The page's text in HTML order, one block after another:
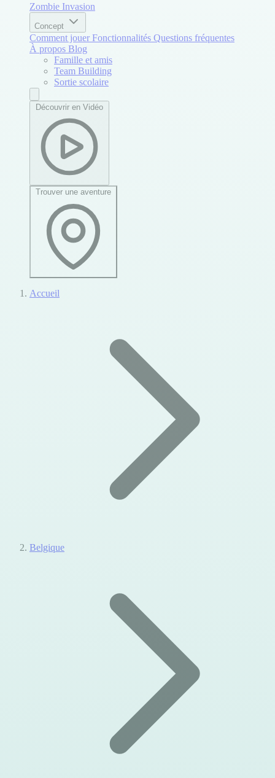
Zombie Invasion
Concept
Comment jouer Fonctionnalités Questions fréquentes
À propos Blog
Famille et amis
Team Building
Sortie scolaire
Découvrir en Vidéo
Trouver une aventure
Accueil
Belgique